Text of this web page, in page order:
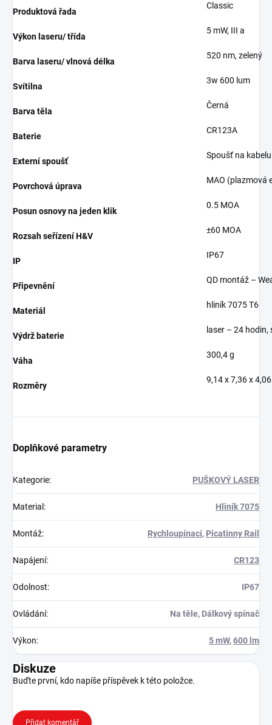
Produktová řada
Classic
Výkon laseru/ třída
5 mW, III a
Barva laseru/ vlnová délka
520 nm, zelený
Svítilna
3w 600 lum
Barva těla
Černá
Baterie
CR123A
Externí spoušť
Spoušť na kabelu
Povrchová úprava
MAO (plazmová
Posun osnovy na jeden klik
0.5 MOA
Rozsah seřízení H&V
±60 MOA
IP
IP67
Připevnění
QD montáž –
Materiál
hliník 7075 T6
Výdrž baterie
laser – 24
Váha
300,4 g
Rozměry
9,14 x 7,36 x
Doplňkové parametry
Kategorie: PUŠKOVÝ LASER
Material : Hliník 7075
Montáž: Rychloupínací, Picatinny Rail
Napájení: CR123
Odolnost: IP67
Ovládání: Na těle, Dálkový spínač
Výkon: 5 mW,600 lm
Diskuze
Buďte první, kdo napíše příspěvek k této položce.
Přidat komentář